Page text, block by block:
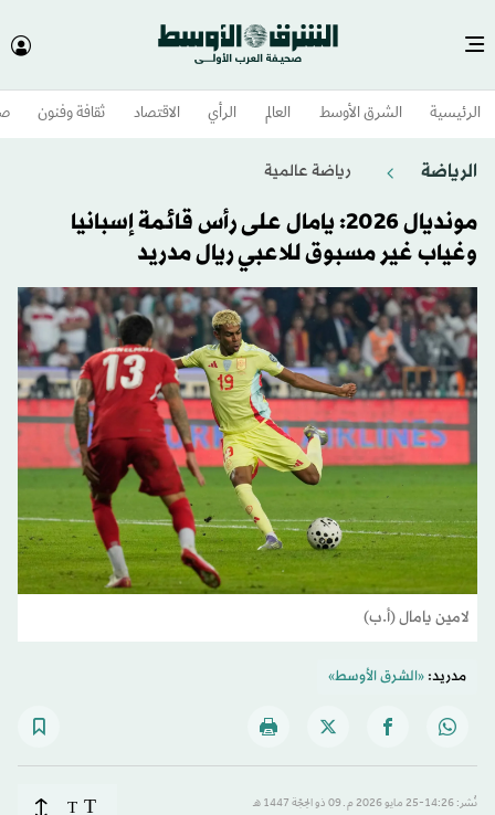
الرئيسية الشرق الأوسط​ العالم الرأي الاقتصاد ثقافة وفنون
الرياضة رياضة عالمية
مونديال 2026: يامال على رأس قائمة إسبانيا
وغياب غير مسبوق للاعبي ريال مدريد
لامين يامال (أ.ب)
مدريد:«الشرق الأوسط»
نُشر: 14:26-25 مايو 2026 م ـ 09 ذو الحِجّة 1447 هـ T
T